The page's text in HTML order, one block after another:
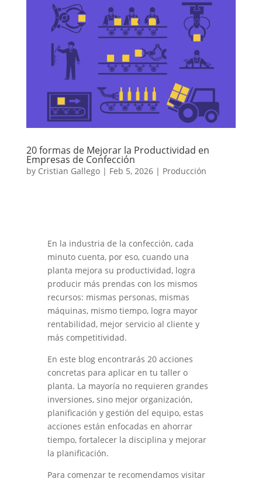
20 formas de Mejorar la Productividad en
Empresas de Confección
by Cristian Gallego| Feb 5, 2026| Producción
En la industria de la confección, cada
minuto cuenta, por eso, cuando una
planta mejora su productividad, logra
producir más prendas con los mismos
recursos: mismas personas, mismas
máquinas, mismo tiempo, logra mayor
rentabilidad, mejor servicio al cliente y
más competitividad.
En este blog encontrarás 20 acciones
concretas para aplicar en tu taller o
planta. La mayoría no requieren grandes
inversiones, sino mejor organización,
planificación y gestión del equipo, estas
acciones están enfocadas en ahorrar
tiempo, fortalecer la disciplina y mejorar
la planificación.
Para comenzar te recomendamos visitar